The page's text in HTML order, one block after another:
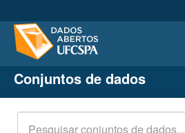
Conjuntos de dados
Organizações
Grupos
Conjuntos de dados